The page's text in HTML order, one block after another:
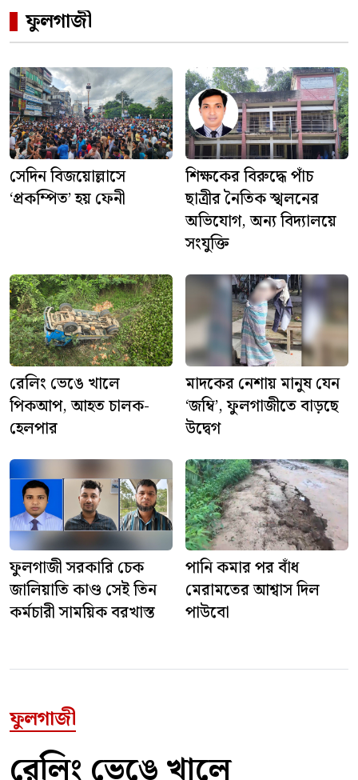
ফুলগাজী
সেদিন বিজয়োল্লাসে
‘প্রকম্পিত’ হয় ফেনী
শিক্ষকের বিরুদ্ধে পাঁচ
ছাত্রীর নৈতিক স্খলনের
অভিযোগ, অন্য বিদ্যালয়ে
সংযুক্তি
রেলিং ভেঙে খালে
পিকআপ, আহত চালক-
হেলপার
মাদকের নেশায় মানুষ যেন
‘জম্বি’, ফুলগাজীতে বাড়ছে
উদ্বেগ
ফুলগাজী সরকারি চেক
জালিয়াতি কাণ্ড সেই তিন
কর্মচারী সাময়িক বরখাস্ত
পানি কমার পর বাঁধ
মেরামতের আশ্বাস দিল
পাউবো
ফুলগাজী